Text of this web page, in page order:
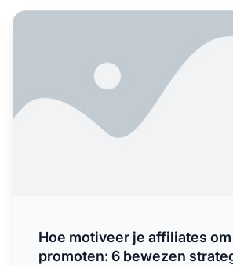
Hoe motiveer je affiliates om meer
Hoe motiveer je affiliates
promoten: 6 bewezen